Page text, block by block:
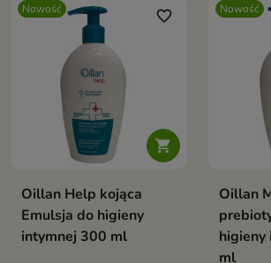
Nowość

favorite_border
Oillan Help kojąca
Emulsja do higieny
intymnej 300 ml
Nowość
Oillan
higieny
ml